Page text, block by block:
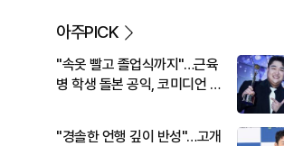
아주PICK
"속옷 빨고 졸업식까지"…근육
병 학생 돌본 공익, 코미디언 김
"경솔한 언행 깊이 반성"…고개